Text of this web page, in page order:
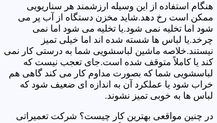
هنگام استفاده از این وسیله ارزشمند هر سناریویی
ممکن است رخ دهد.شاید مخزن دستگاه از آب پر می
شود اما تخلیه نمی شود.یا تخلیه می شود اما نمی
چرخد.یا لباس ها شسته شده اند اما خیلی تمیز
نیستند.خلاصه ماشین لباسشویی شما به درستی کار نمی
کند یا کاملاً متوقف شده است.جای تعجب نیست که
لباسشویی شما که بصورت مداوم کار می کند گاهی هم
خراب شود یا عملکرد آن به اندازه ای ضعیف شود که
لباس ها به خوبی تمیز نشوند.
در چنین مواقعی بهترین کار چیست؟ شرکت تعمیراتی